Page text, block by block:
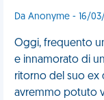
Da Anonyme - 16/
Oggi, frequento
e innamorato di
ritorno del suo ex
avremmo potuto